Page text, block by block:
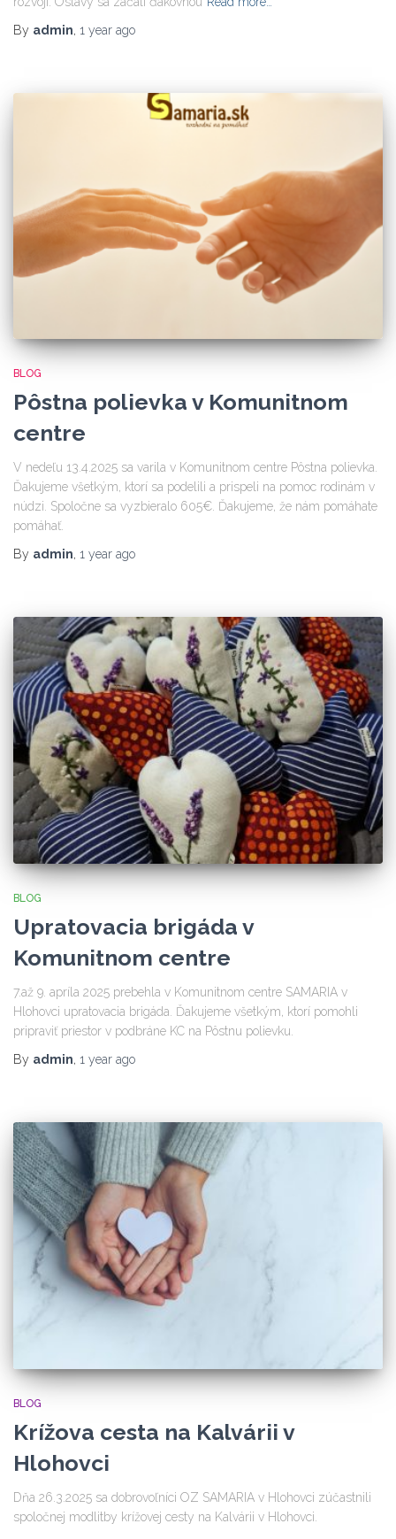
By admin, 1 year ago
BLOG
Pôstna polievka v Komunitnom
centre
V nedeľu 13.4.2025 sa varila v Komunitnom centre Pôstna polievka.
Ďakujeme všetkým, ktorí sa podelili a prispeli na pomoc rodinám v
núdzi. Spoločne sa vyzbieralo 605€. Ďakujeme, že nám pomáhate
pomáhať.
By admin, 1 year ago
BLOG
Upratovacia brigáda v
Komunitnom centre
7.až 9. apríla 2025 prebehla v Komunitnom centre SAMARIA v
Hlohovci upratovacia brigáda. Ďakujeme všetkým, ktorí pomohli
pripraviť priestor v podbráne KC na Pôstnu polievku.
By admin, 1 year ago
BLOG
Krížova cesta na Kalvárii v
Hlohovci
Dňa 26.3.2025 sa dobrovoľníci OZ SAMARIA v Hlohovci zúčastnili
spoločnej modlitby krížovej cesty na Kalvárii v Hlohovci.